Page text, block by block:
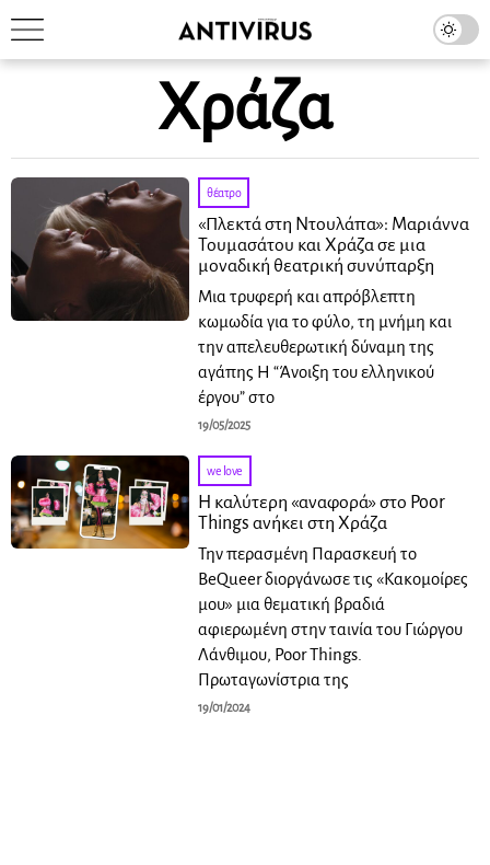
Χράζα
θέατρο
«Πλεκτά στη Ντουλάπα»: Μαριάννα
Τουμασάτου και Χράζα σε μια
μοναδική θεατρική συνύπαρξη
Μια τρυφερή και απρόβλεπτη
κωμωδία για το φύλο, τη μνήμη και
την απελευθερωτική δύναμη της
αγάπης Η “Άνοιξη του ελληνικού
έργου” στο
19/05/2025
we love
Η καλύτερη «αναφορά» στο Poor
Things ανήκει στη Χράζα
Την περασμένη Παρασκευή το
BeQueer διοργάνωσε τις «Κακομοίρες
μου» μια θεματική βραδιά
αφιερωμένη στην ταινία του Γιώργου
Λάνθιμου, Poor Things.
Πρωταγωνίστρια της
19/01/2024